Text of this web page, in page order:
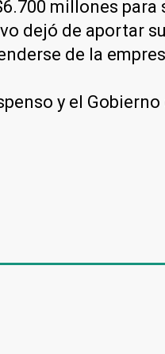
millones para
dejó de aportar
de la
y el